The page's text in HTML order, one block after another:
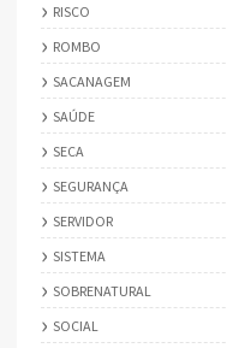
RISCO
ROMBO
SACANAGEM
SAÚDE
SECA
SEGURANÇA
SERVIDOR
SISTEMA
SOBRENATURAL
SOCIAL